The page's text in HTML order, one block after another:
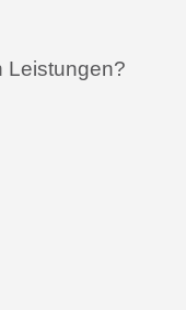
Leistungen?